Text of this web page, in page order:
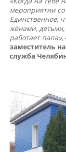
мероприятии
Единственное,
жёнами, детьми,
работает папа»,
заместитель
служба